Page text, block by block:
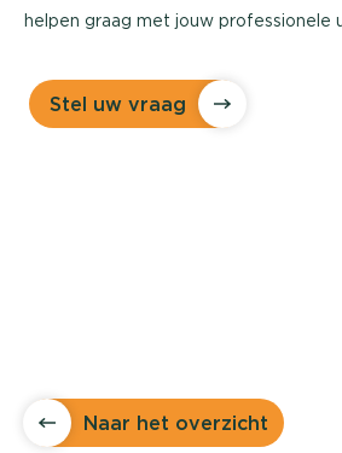
helpen graag met jouw professionele
Stel uw vraag
Naar het overzicht